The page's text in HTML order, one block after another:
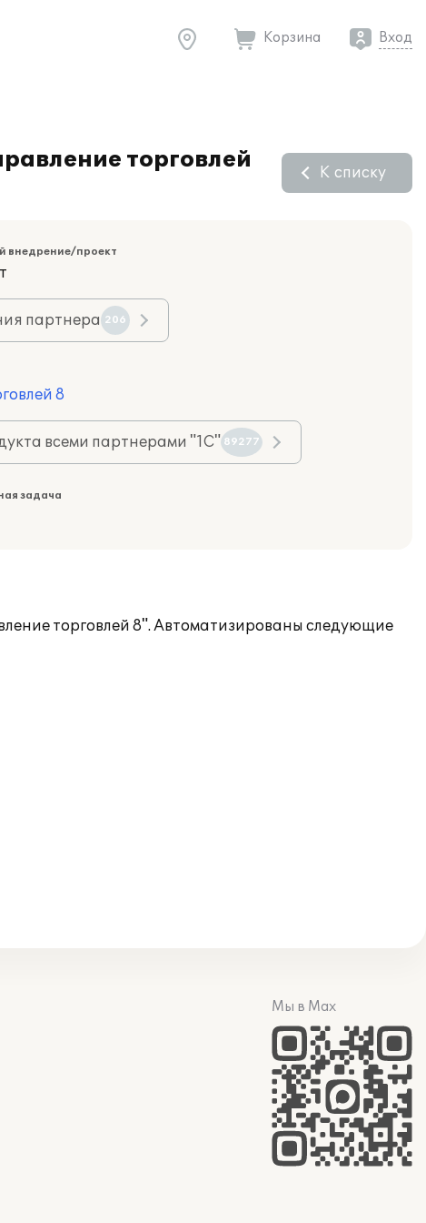
Корзина Вход
торговлей
К списку
внедрение/проект
партнера 206
8
всеми партнерами "1С" 89277
задача
торговлей 8". Автоматизированы следующие
Мы в Max